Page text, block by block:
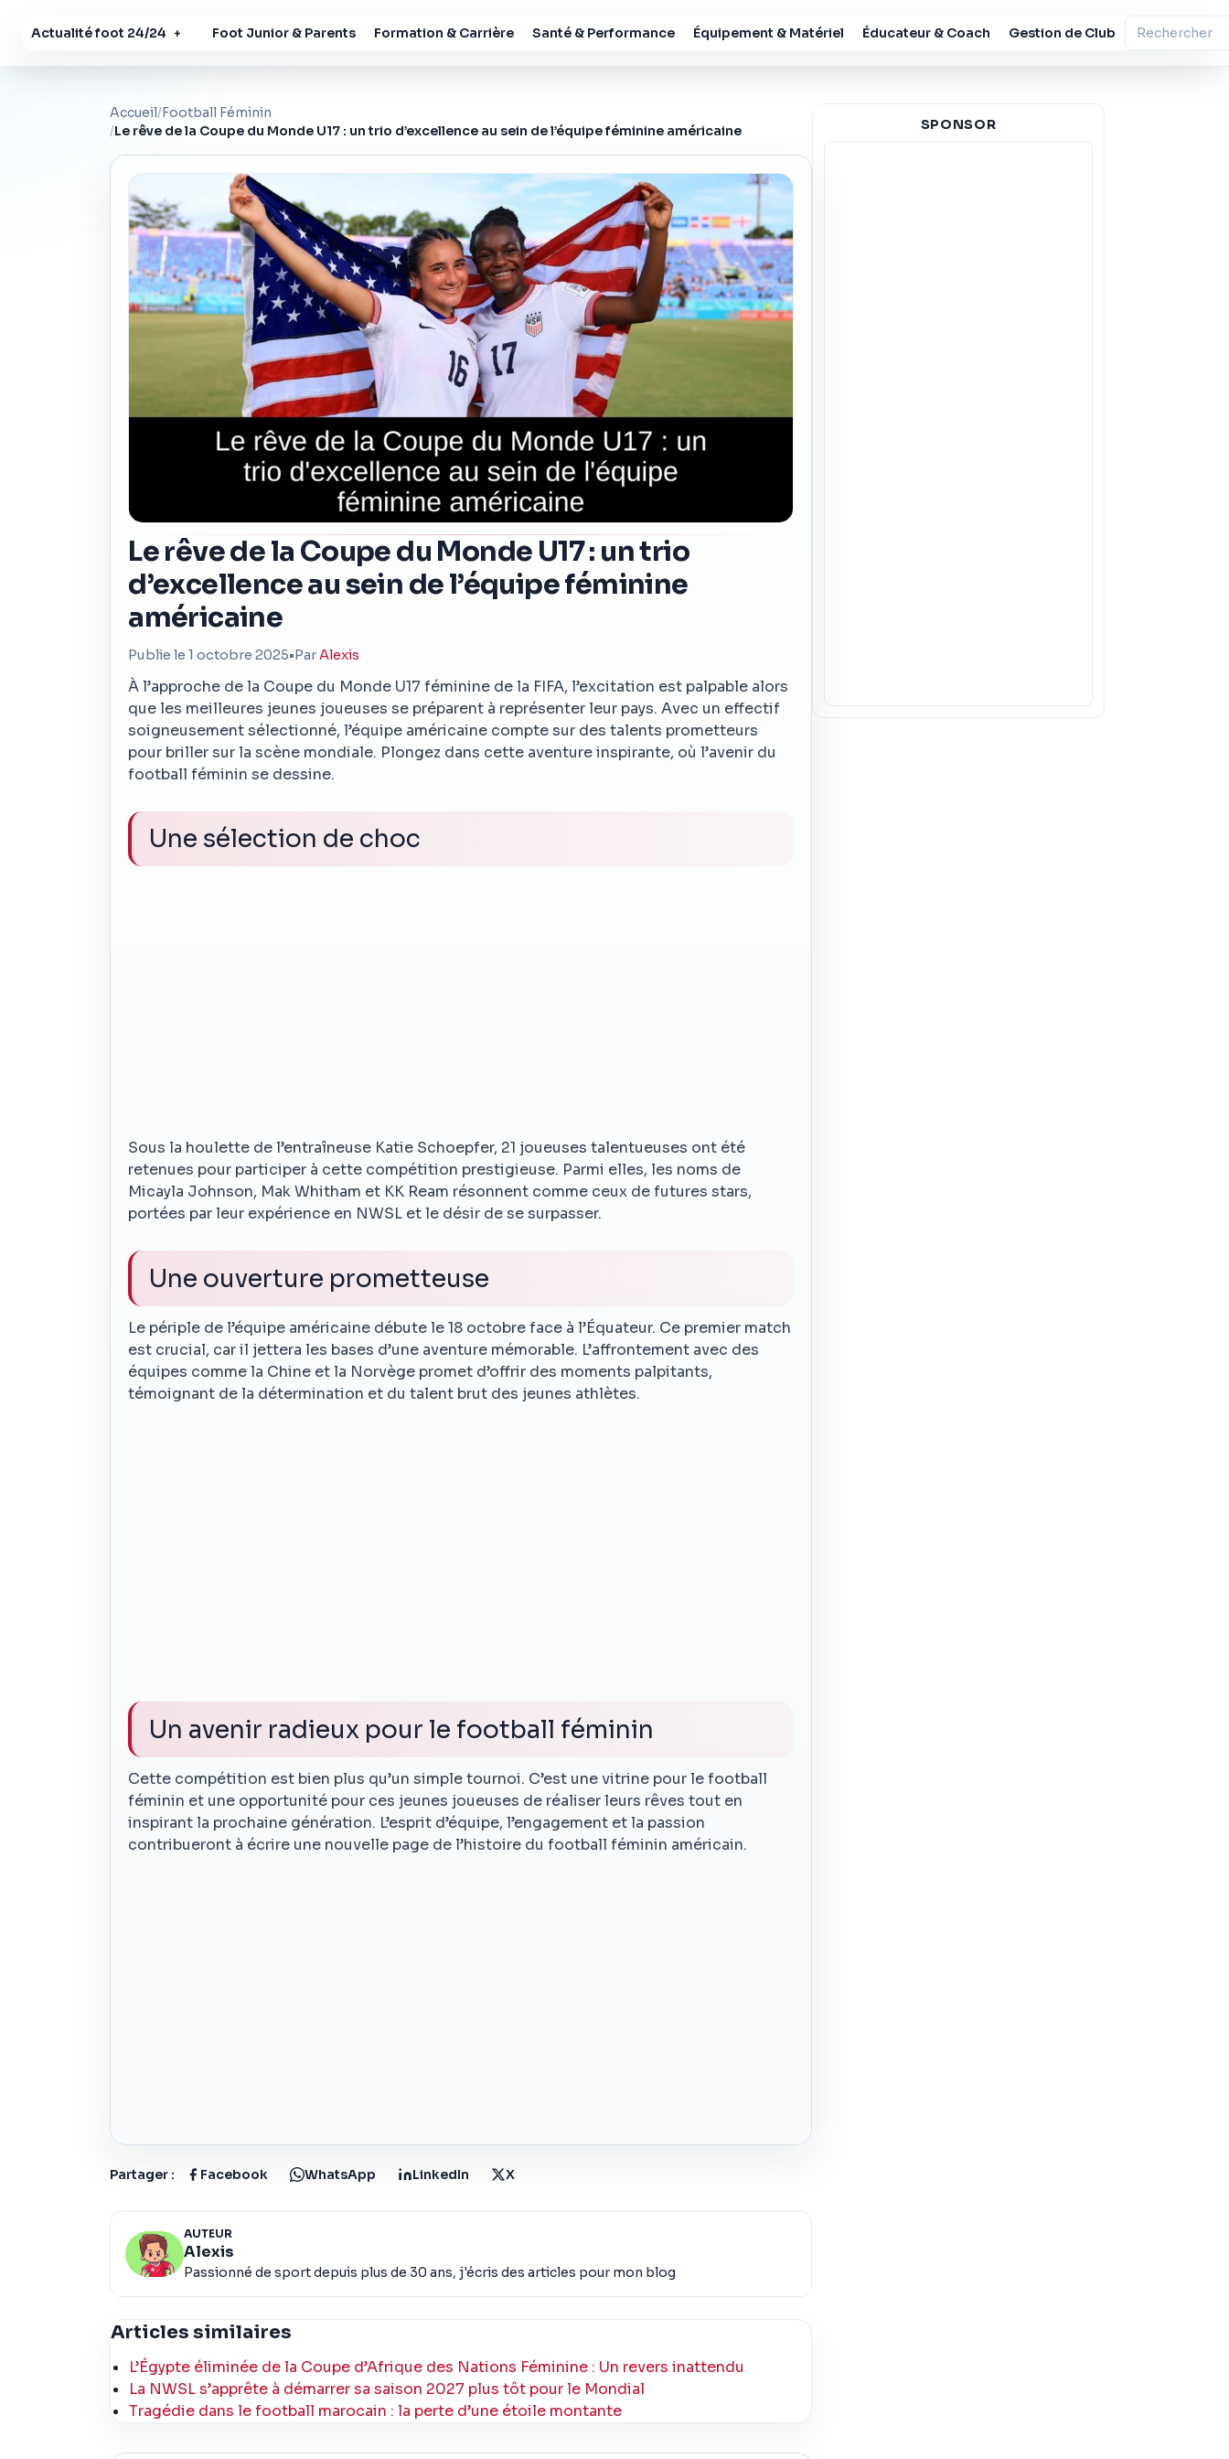
Actualité foot 24/24 + Foot Junior & Parents Formation & Carrière Santé & Performance Équipement & Matériel Éducateur & Coach Gestion de Club
Accueil/Football Féminin
/Le rêve de la Coupe du Monde U17 : un trio d’excellence au sein de l’équipe féminine américaine
Le rêve de la Coupe du Monde U17 : un trio
d’excellence au sein de l’équipe féminine
américaine
Publie le 1 octobre 2025•ParAlexis
À l’approche de la Coupe du Monde U17 féminine de la FIFA, l’excitation est palpable alors
que les meilleures jeunes joueuses se préparent à représenter leur pays. Avec un effectif
soigneusement sélectionné, l’équipe américaine compte sur des talents prometteurs
pour briller sur la scène mondiale. Plongez dans cette aventure inspirante, où l’avenir du
football féminin se dessine.
Une sélection de choc
Sous la houlette de l’entraîneuse Katie Schoepfer, 21 joueuses talentueuses ont été
retenues pour participer à cette compétition prestigieuse. Parmi elles, les noms de
Micayla Johnson, Mak Whitham et KK Ream résonnent comme ceux de futures stars,
portées par leur expérience en NWSL et le désir de se surpasser.
Une ouverture prometteuse
Le périple de l’équipe américaine débute le 18 octobre face à l’Équateur. Ce premier match
est crucial, car il jettera les bases d’une aventure mémorable. L’affrontement avec des
équipes comme la Chine et la Norvège promet d’offrir des moments palpitants,
témoignant de la détermination et du talent brut des jeunes athlètes.
Un avenir radieux pour le football féminin
Cette compétition est bien plus qu’un simple tournoi. C’est une vitrine pour le football
féminin et une opportunité pour ces jeunes joueuses de réaliser leurs rêves tout en
inspirant la prochaine génération. L’esprit d’équipe, l’engagement et la passion
contribueront à écrire une nouvelle page de l’histoire du football féminin américain.
Partager : Facebook WhatsApp LinkedIn X
AUTEUR
Alexis
Passionné de sport depuis plus de 30 ans, j'écris des articles pour mon blog
Articles similaires
L’Égypte éliminée de la Coupe d’Afrique des Nations Féminine : Un revers inattendu
La NWSL s’apprête à démarrer sa saison 2027 plus tôt pour le Mondial
Tragédie dans le football marocain : la perte d’une étoile montante
SPONSOR